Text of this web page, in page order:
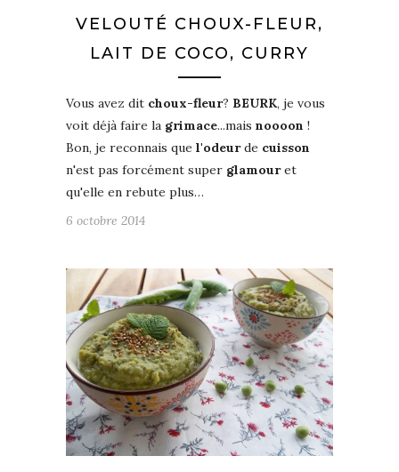
VELOUTÉ CHOUX-FLEUR,
LAIT DE COCO, CURRY
Vous avez dit choux-fleur? BEURK, je vous
voit déjà faire la grimace...mais noooon !
Bon, je reconnais que l'odeurde cuisson
n'est pas forcément super glamouret
qu'elle en rebute plus…
6 octobre 2014